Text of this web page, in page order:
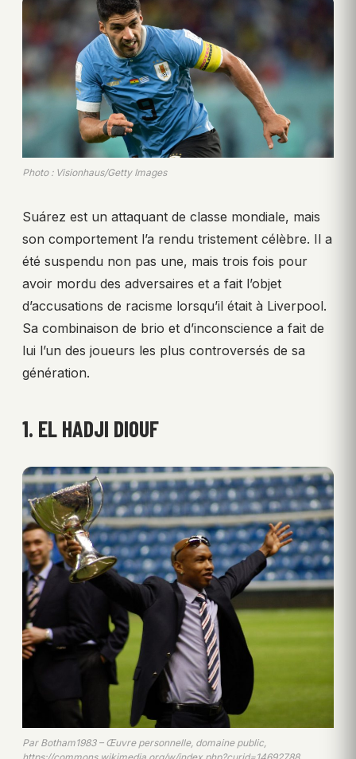
Photo : Visionhaus/Getty Images
Suárez est un attaquant de classe mondiale, mais
son comportement l’a rendu tristement célèbre. Il a
été suspendu non pas une, mais trois fois pour
avoir mordu des adversaires et a fait l’objet
d’accusations de racisme lorsqu’il était à Liverpool.
Sa combinaison de brio et d’inconscience a fait de
lui l’un des joueurs les plus controversés de sa
génération.
1. EL HADJI DIOUF
Par Botham1983 – Œuvre personnelle, domaine public,